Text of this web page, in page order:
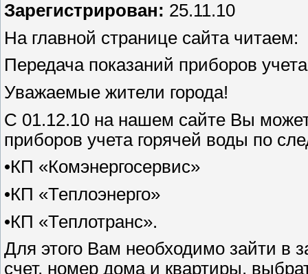
Зарегистрирован: 25.11.10
На главной странице сайта читаем:
Передача показаний приборов учета
Уважаемые жители города!
С 01.12.10 на нашем сайте Вы
приборов учета горячей воды по
•КП «Комэнергосервис»
•КП «Теплоэнерго»
•КП «Теплотранс».
Для этого Вам необходимо зайти
счет, номер дома и квартиры,